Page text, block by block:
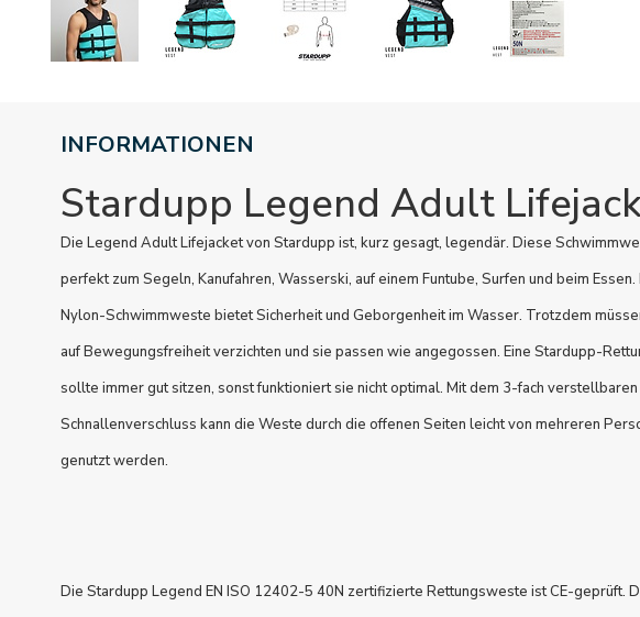
INFORMATIONEN
Stardupp Legend Adult
Die Legend Adult Lifejacket von Stardupp ist, kurz gesagt, legendär. Diese
perfekt zum Segeln, Kanufahren, Wasserski, auf einem Funtube, Surfen und beim
Nylon-Schwimmweste bietet Sicherheit und Geborgenheit im Wasser. Trotzdem
auf Bewegungsfreiheit verzichten und sie passen wie angegossen. Eine Stardupp-
sollte immer gut sitzen, sonst funktioniert sie nicht optimal. Mit dem 3-fach verstellbaren
Schnallenverschluss kann die Weste durch die offenen Seiten leicht von mehreren
genutzt werden.
Die Stardupp Legend EN ISO 12402-5 40N zertifizierte Rettungsweste ist CE-geprüft.